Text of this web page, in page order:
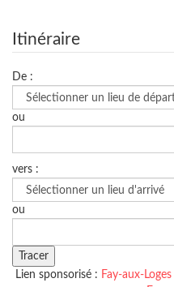
Itinéraire
De :
ou
vers :
ou
Lien sponsorisé : Fay-aux-